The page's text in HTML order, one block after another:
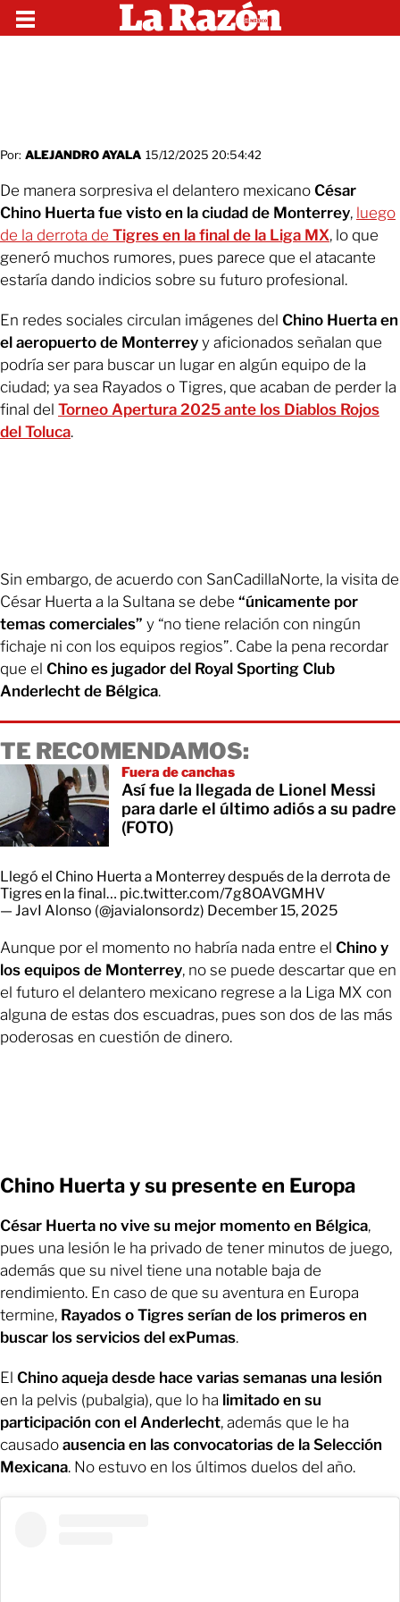
Por: ALEJANDRO AYALA 15/12/2025 20:54:42
De manera sorpresiva el delantero mexicano César
Chino Huerta fue visto en la ciudad de Monterrey, luego
de la derrota de Tigres en la final de la Liga MX, lo que
generó muchos rumores, pues parece que el atacante
estaría dando indicios sobre su futuro profesional.
En redes sociales circulan imágenes del Chino Huerta en
el aeropuerto de Monterrey y aficionados señalan que
podría ser para buscar un lugar en algún equipo de la
ciudad; ya sea Rayados o Tigres, que acaban de perder la
final del Torneo Apertura 2025 ante los Diablos Rojos
del Toluca.
Sin embargo, de acuerdo con SanCadillaNorte, la visita de
César Huerta a la Sultana se debe “únicamente por
temas comerciales” y “no tiene relación con ningún
fichaje ni con los equipos regios”. Cabe la pena recordar
que el Chino es jugador del Royal Sporting Club
Anderlecht de Bélgica.
TE RECOMENDAMOS:
Fuera de canchas
Así fue la llegada de Lionel Messi
para darle el último adiós a su padre
(FOTO)
Llegó el Chino Huerta a Monterrey después de la derrota de
Tigres en la final… pic.twitter.com/7g8OAVGMHV
— JavI Alonso (@javialonsordz) December 15, 2025
Aunque por el momento no habría nada entre el Chino y
los equipos de Monterrey, no se puede descartar que en
el futuro el delantero mexicano regrese a la Liga MX con
alguna de estas dos escuadras, pues son dos de las más
poderosas en cuestión de dinero.
Chino Huerta y su presente en Europa
César Huerta no vive su mejor momento en Bélgica,
pues una lesión le ha privado de tener minutos de juego,
además que su nivel tiene una notable baja de
rendimiento. En caso de que su aventura en Europa
termine, Rayados o Tigres serían de los primeros en
buscar los servicios del exPumas.
El Chino aqueja desde hace varias semanas una lesión
en la pelvis (pubalgia), que lo ha limitado en su
participación con el Anderlecht, además que le ha
causado ausencia en las convocatorias de la Selección
Mexicana. No estuvo en los últimos duelos del año.